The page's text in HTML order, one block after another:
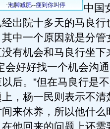
中国
出院十多天的马良行
中一个原因就是分管
有机会和马良行坐下
会好好找一个机会沟
后。”但在马良行是
，杨一民则表示不清
来休养，所以他什么
他回来的问题上还需